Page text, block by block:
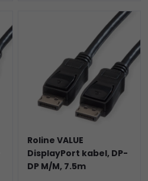
Roline VALUE
DisplayPort kabel, DP-
DP M/M, 7.5m